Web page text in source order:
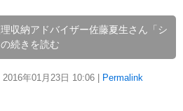
理収納アドバイザー佐藤夏生さん「シ
続きを読む
年01月23日 10:06 Permalink